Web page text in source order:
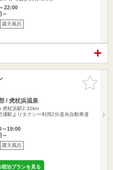
22:00
～
露天風呂
お気に入
りに追加
/ 虎杖浜温泉
虎杖浜駅2.32km
浦駅よりタクシー利用2分道央自動車道
～19:00
～
露天風呂
泊プランを見る